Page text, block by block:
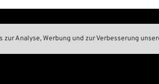
zur Analyse, Werbung und zur Verbesserung
Wir
 Kontakt